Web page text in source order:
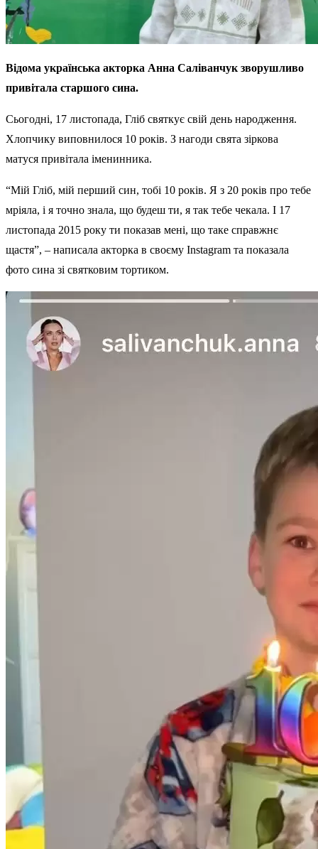
Відома українська акторка Анна Саліванчук зворушливо
привітала старшого сина.
Сьогодні, 17 листопада, Гліб святкує свій день народження.
Хлопчику виповнилося 10 років. З нагоди свята зіркова
матуся привітала іменинника.
“Мій Гліб, мій перший син, тобі 10 років. Я з 20 років про тебе
мріяла, і я точно знала, що будеш ти, я так тебе чекала. І 17
листопада 2015 року ти показав мені, що таке справжнє
щастя”, – написала акторка в своєму Instagram та показала
фото сина зі святковим тортиком.